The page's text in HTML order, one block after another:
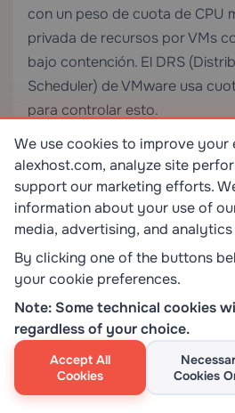
con un peso de cuota de CPU
privada de recursos por VMs
bajo contención. El DRS
Scheduler) de VMware usa
para controlar esto.
Inanición a nivel del SO
propia VM, se aplican las
planificación a nivel del SO.
contenerizada ejecutándose
Kubernetes sin límites de
monopolizar la CPU y la
privando de recursos a los
ubicados.
Para entornos de Kubernetes,
requests como limits
en
We use cookies to improve your
alexhost.com, analyze site
support our marketing efforts.
information about your use of
media, advertising, and
By clicking one of the buttons
your cookie preferences.
Note: Some technical cookies
regardless of your choice.
Accept All
Cookies
Cookies